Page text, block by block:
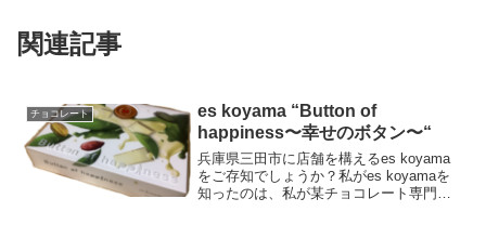
関連記事
チョコレート
es koyama “Button of
happiness〜幸せのボタン〜“
兵庫県三田市に店舗を構えるes koyama
をご存知でしょうか？私がes koyamaを
知ったのは、私が某チョコレート専門店